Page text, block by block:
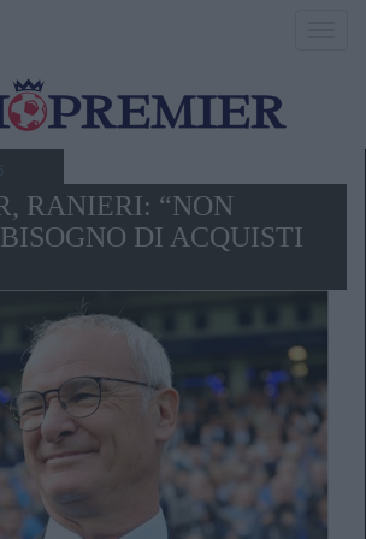
RANIERI: “NON
DI ACQUISTI